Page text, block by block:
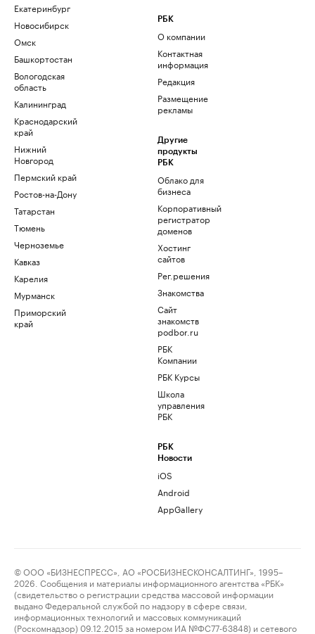
Екатеринбург
Новосибирск
Омск
Башкортостан
Вологодская
область
Калининград
Краснодарский
край
Нижний
Новгород
Пермский край
Ростов-на-Дону
Татарстан
Тюмень
Черноземье
Кавказ
Карелия
Мурманск
Приморский
край
РБК
О компании
Контактная
информация
Редакция
Размещение
рекламы
Другие
продукты
РБК
Облако для
бизнеса
Корпоративный
регистратор
доменов
Хостинг
сайтов
Рег.решения
Знакомства
Сайт
знакомств
podbor.ru
РБК
Компании
РБК Курсы
Школа
управления
РБК
РБК
Новости
iOS
Android
AppGallery
© ООО «БИЗНЕСПРЕСС», АО «РОСБИЗНЕСКОНСАЛТИНГ», 1995–
2026. Сообщения и материалы информационного агентства «РБК»
(свидетельство о регистрации средства массовой информации
выдано Федеральной службой по надзору в сфере связи,
информационных технологий и массовых коммуникаций
(Роскомнадзор) 09.12.2015 за номером ИА №ФС77-63848) и сетевого